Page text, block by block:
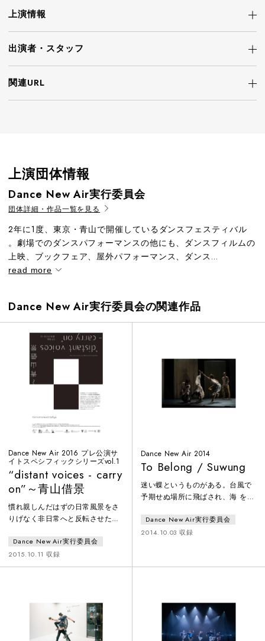
上演情報
出演者・ スタッフ
関連URL
上演団体情報
Dance New Air実行委員会
団体詳細・作品一覧を見る
2年に1度、東京・青山で開催しているダンスフェスティバル
。劇場でのダンスパフォーマンスの他にも、ダンスフィルムの
上映、ブックフェア、屋外パフォーマンス、ダンス...
read more
Dance New Air実行委員会の関連作品
Dance New Air 2016 プレ公演サ
イトスペシフィックシリーズvol.1
“distant voices - carry
on”～青山借景
慣れ親しんだはずの日常風景をさ
りげなく非日常へと反転させた
Yokohama（横浜借景）』 から3年
－。ハイネ・アヴダルと篠崎由紀
子は、今年30周年を迎えるスパイ
ティストによる国際共同制作
『“distant voices ‒ carry on』”～
青山借景』に取り組みます。スパ
イラルの屋内外、一般に
Dance New Air実行委員会
2015.10.11 収録
Dance New Air 2014
To Belong / Suwung
迷い蝶というものがある。台風で
予期せぬ場所に飛ばされ、海 を渡
生き続ける蝶のことだ。こ の共同
制作もまた、たくさんの問いに導
たな関わり方を 発見する。
感じる”、という感覚を表すジャワ
語である“。空”の中に存 在を感
じ、現実と虚構を合理的
Dance New Air実行委員会
2014.10.03 収録